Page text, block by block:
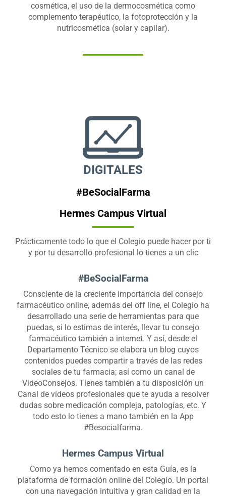
cosmética, el uso de la dermocosmética como
complemento terapéutico, la fotoprotección y la
nutricosmética (solar y capilar).
DIGITALES
#BeSocialFarma
Hermes Campus Virtual
Prácticamente todo lo que el Colegio puede hacer por ti
y por tu desarrollo profesional lo tienes a un clic
#BeSocialFarma
Consciente de la creciente importancia del consejo
farmacéutico online, además del off line, el Colegio ha
desarrollado una serie de herramientas para que
puedas, si lo estimas de interés, llevar tu consejo
farmacéutico también a internet. Y así, desde el
Departamento Técnico se elabora un blog cuyos
contenidos puedes compartir a través de las redes
sociales de tu farmacia; así como un canal de
VideoConsejos. Tienes también a tu disposición un
Canal de vídeos profesionales que te ayuda a resolver
dudas sobre medicación compleja, patologías, etc. Y
todo esto lo tienes a mano también en la App
#Besocialfarma.
Hermes Campus Virtual
Como ya hemos comentado en esta Guía, es la
plataforma de formación online del Colegio. Un portal
con una navegación intuitiva y gran calidad en la